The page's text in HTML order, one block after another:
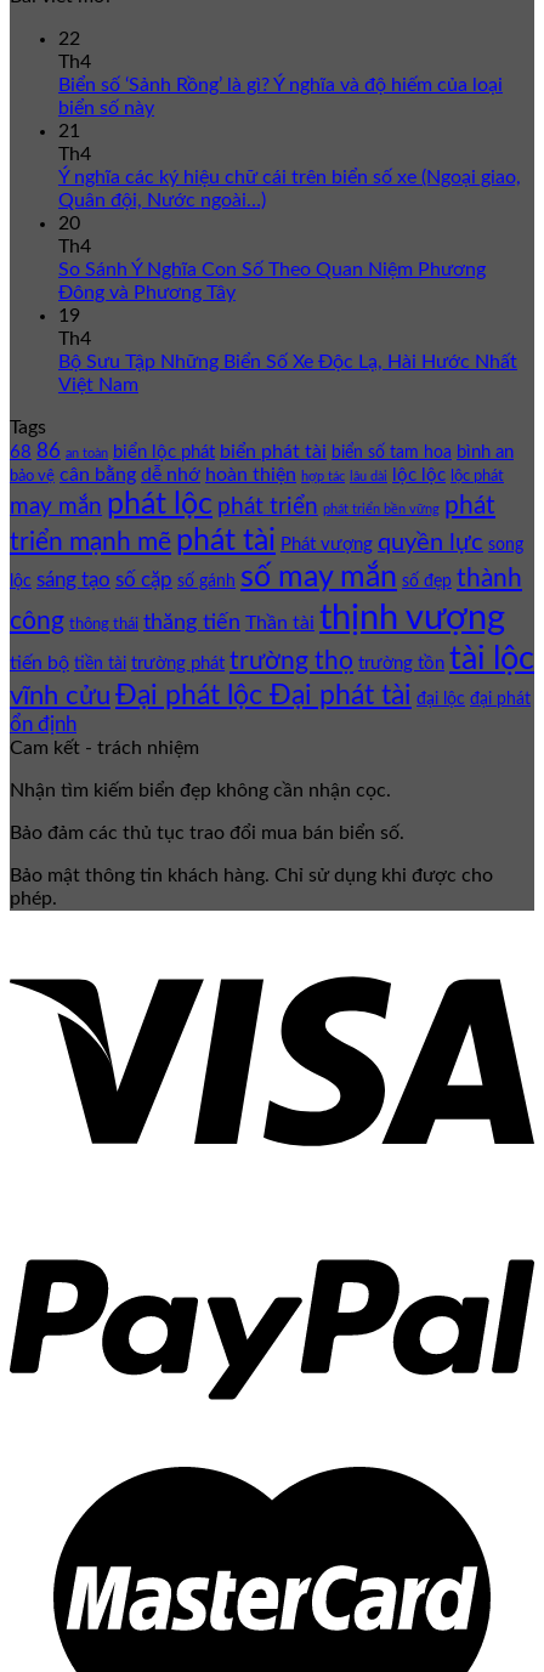
22
Th4
Biển số ‘Sảnh Rồng’ là gì? Ý nghĩa và độ hiếm của loại
biển số này
21
Th4
Ý nghĩa các ký hiệu chữ cái trên biển số xe (Ngoại giao,
Quân đội, Nước ngoài…)
20
Th4
So Sánh Ý Nghĩa Con Số Theo Quan Niệm Phương
Đông và Phương Tây
19
Th4
Bộ Sưu Tập Những Biển Số Xe Độc Lạ, Hài Hước Nhất
Việt Nam
Tags
68 86 an toàn biển lộc phát biển phát tài biển số tam hoa bình an
bảo vệ cân bằng dễ nhớ hoàn thiện hợp tác lâu dài lộc lộc lộc phát
may mắn phát lộc phát triển phát triển bền vững phát
triển mạnh mẽ phát tài Phát vượng quyền lực song
lộc sáng tạo số cặp số gánh số may mắn số đẹp thành
công thông thái thăng tiến Thần tài thịnh vượng
tiến bộ tiền tài trường phát trường thọ trường tồn tài lộc
vĩnh cửu Đại phát lộc Đại phát tài đại lộc đại phát
ổn định
Cam kết - trách nhiệm
Nhận tìm kiếm biển đẹp không cần nhận cọc.
Bảo đảm các thủ tục trao đổi mua bán biển số.
Bảo mật thông tin khách hàng. Chỉ sử dụng khi được cho
phép.